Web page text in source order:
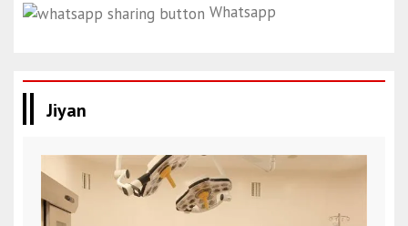
Whatsapp
Jiyan